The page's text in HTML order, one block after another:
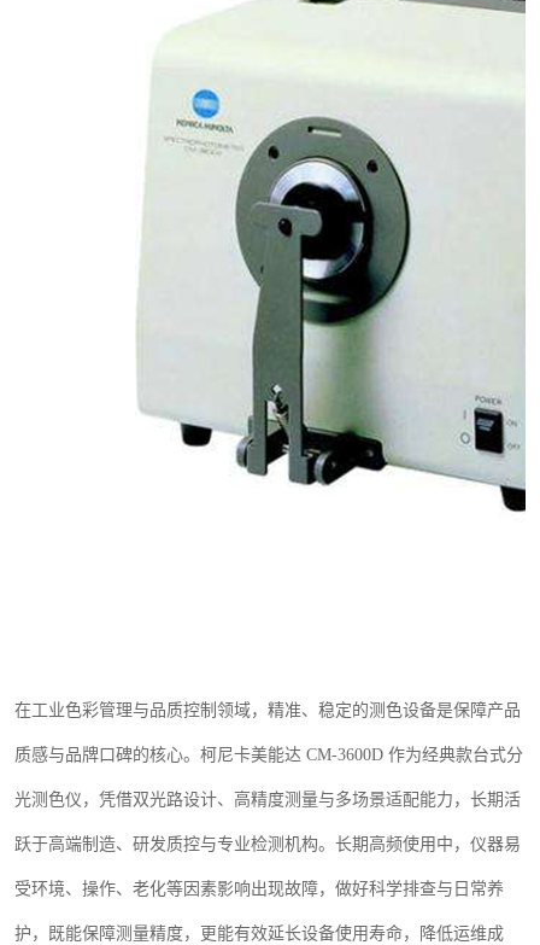
在工业色彩管理与品质控制领域，精准、稳定的测色设备是保障产品
质感与品牌口碑的核心。柯尼卡美能达 CM-3600D 作为经典款台式分
光测色仪，凭借双光路设计、高精度测量与多场景适配能力，长期活
跃于高端制造、研发质控与专业检测机构。长期高频使用中，仪器易
受环境、操作、老化等因素影响出现故障，做好科学排查与日常养
护，既能保障测量精度，更能有效延长设备使用寿命，降低运维成